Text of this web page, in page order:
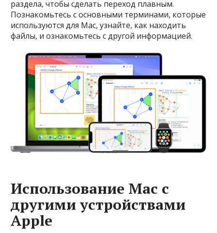
раздела, чтобы сделать переход плавным.
Познакомьтесь с основными терминами, которые
используются для Mac, узнайте, как находить
файлы, и ознакомьтесь с другой информацией.
Использование Mac с
другими устройствами
Apple